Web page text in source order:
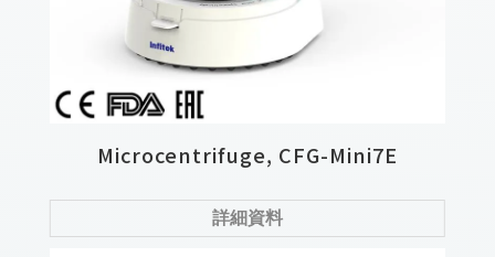
Microcentrifuge, CFG-Mini7E
詳細資料